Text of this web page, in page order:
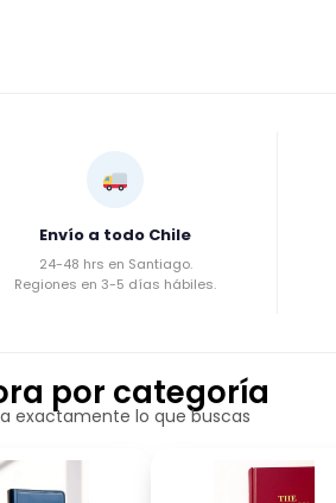
Envío a todo Chile
24-48 hrs en Santiago.
Regiones en 3-5 días hábiles.
por categoría
exactamente lo que buscas